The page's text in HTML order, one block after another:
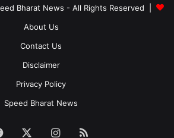
Bharat News - All Rights Reserved |
About Us
Contact Us
Disclaimer
Privacy Policy
Speed Bharat News
Facebook Instagram
RSS